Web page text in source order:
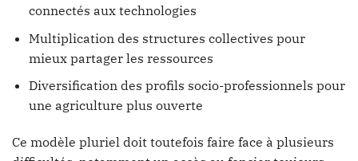
connectés aux technologies
Multiplication des structures collectives pour
mieux partager les ressources
Diversification des profils socio-professionnels pour
une agriculture plus ouverte
Ce modèle pluriel doit toutefois faire face à plusieurs